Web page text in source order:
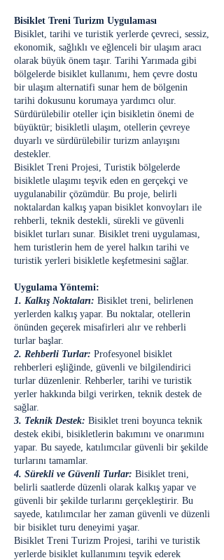
Bisiklet Treni Turizm Uygulaması
Bisiklet, tarihi ve turistik yerlerde çevreci, sessiz,
ekonomik, sağlıklı ve eğlenceli bir ulaşım aracı
olarak büyük önem taşır. Tarihi Yarımada gibi
bölgelerde bisiklet kullanımı, hem çevre dostu
bir ulaşım alternatifi sunar hem de bölgenin
tarihi dokusunu korumaya yardımcı olur.
Sürdürülebilir oteller için bisikletin önemi de
büyüktür; bisikletli ulaşım, otellerin çevreye
duyarlı ve sürdürülebilir turizm anlayışını
destekler.
Bisiklet Treni Projesi, Turistik bölgelerde
bisikletle ulaşımı teşvik eden en gerçekçi ve
uygulanabilir çözümdür. Bu proje, belirli
noktalardan kalkış yapan bisiklet konvoyları ile
rehberli, teknik destekli, sürekli ve güvenli
bisiklet turları sunar. Bisiklet treni uygulaması,
hem turistlerin hem de yerel halkın tarihi ve
turistik yerleri bisikletle keşfetmesini sağlar.
Uygulama Yöntemi:
1. Kalkış Noktaları: Bisiklet treni, belirlenen
yerlerden kalkış yapar. Bu noktalar, otellerin
önünden geçerek misafirleri alır ve rehberli
turlar başlar.
2. Rehberli Turlar: Profesyonel bisiklet
rehberleri eşliğinde, güvenli ve bilgilendirici
turlar düzenlenir. Rehberler, tarihi ve turistik
yerler hakkında bilgi verirken, teknik destek de
sağlar.
3. Teknik Destek: Bisiklet treni boyunca teknik
destek ekibi, bisikletlerin bakımını ve onarımını
yapar. Bu sayede, katılımcılar güvenli bir şekilde
turlarını tamamlar.
4. Sürekli ve Güvenli Turlar: Bisiklet treni,
belirli saatlerde düzenli olarak kalkış yapar ve
güvenli bir şekilde turlarını gerçekleştirir. Bu
sayede, katılımcılar her zaman güvenli ve düzenli
bir bisiklet turu deneyimi yaşar.
Bisiklet Treni Turizm Projesi, tarihi ve turistik
yerlerde bisiklet kullanımını teşvik ederek